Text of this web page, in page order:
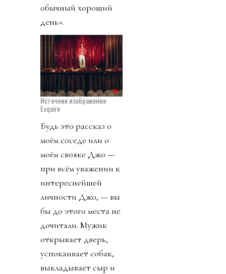
обычный хороший
день».
Источник изображения
Esquire
Будь это рассказ о
моём соседе или о
моём свояке Джо —
при всём уважении к
интереснейшей
личности Джо, — вы
бы до этого места не
дочитали. Мужик
открывает дверь,
успокаивает собак,
выкладывает сыр и